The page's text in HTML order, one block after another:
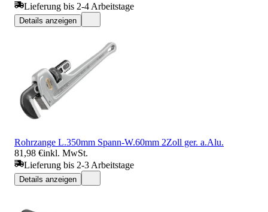
Lieferung bis 2-4 Arbeitstage
Details anzeigen
Rohrzange L.350mm Spann-W.60mm 2Zoll ger. a.Alu.
81,98 €inkl. MwSt.
Lieferung bis 2-3 Arbeitstage
Details anzeigen